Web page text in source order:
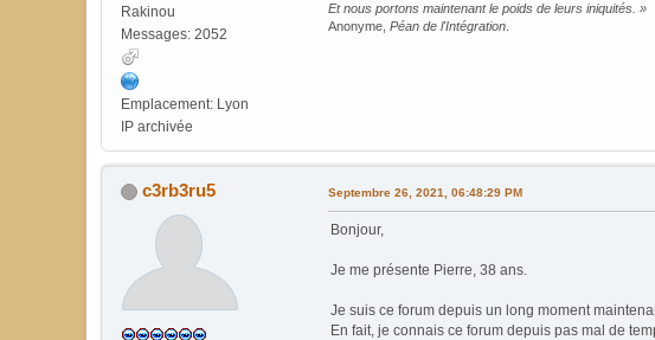
Rakinou
Messages: 2052
Emplacement: Lyon
IP archivée
Et nous portons maintenant le poids de leurs iniquités. »
Anonyme, Péan de l'Intégration.
c3rb3ru5 Septembre 26, 2021, 06:48:29 PM
Bonjour,
Je me présente Pierre, 38 ans.
Je suis ce forum depuis un long moment
En fait, je connais ce forum depuis pas mal de